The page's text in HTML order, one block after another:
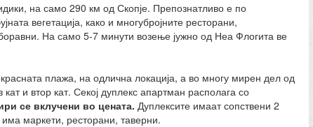
на само 290 км од Скопје. Препознатливо е по
вегетација, како и многубројните ресторани,
На само 5-7 минути возење јужно од Неа Флогита ве
плажа, на одлична локација, а во многу мирен дел од
и втор кат. Секој дуплекс апартман располага со
се вклучени во цената. Дуплексите имаат сопствени 2
маркети, ресторани, таверни.